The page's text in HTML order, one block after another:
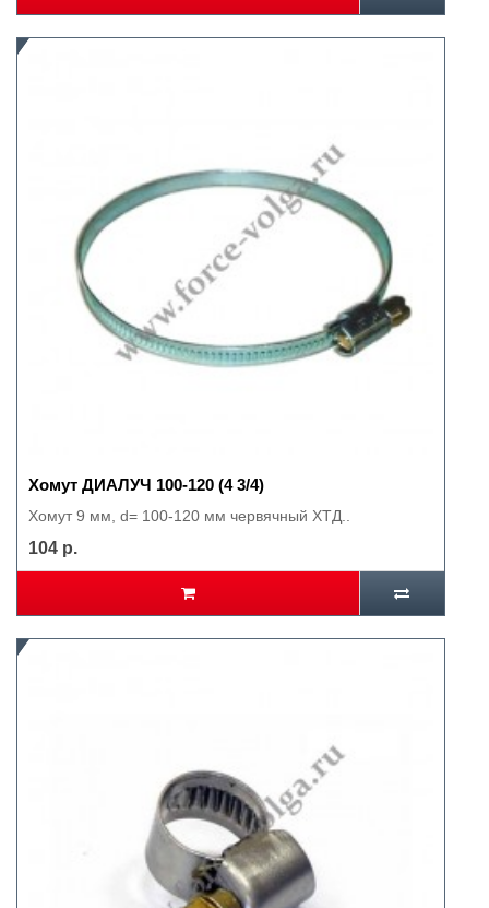
Хомут ДИАЛУЧ 100-120 (4 3/4)
Хомут 9 мм, d= 100-120 мм червячный ХТД..
104 р.